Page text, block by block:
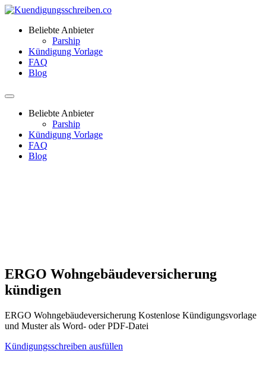
Beliebte Anbieter
Parship
Kündigung Vorlage
FAQ
Blog
Beliebte Anbieter
Parship
Kündigung Vorlage
FAQ
Blog
ERGO Wohngebäudeversicherung
kündigen
ERGO Wohngebäudeversicherung Kostenlose Kündigungsvorlage
und Muster als Word- oder PDF-Datei
Kündigungsschreiben ausfüllen